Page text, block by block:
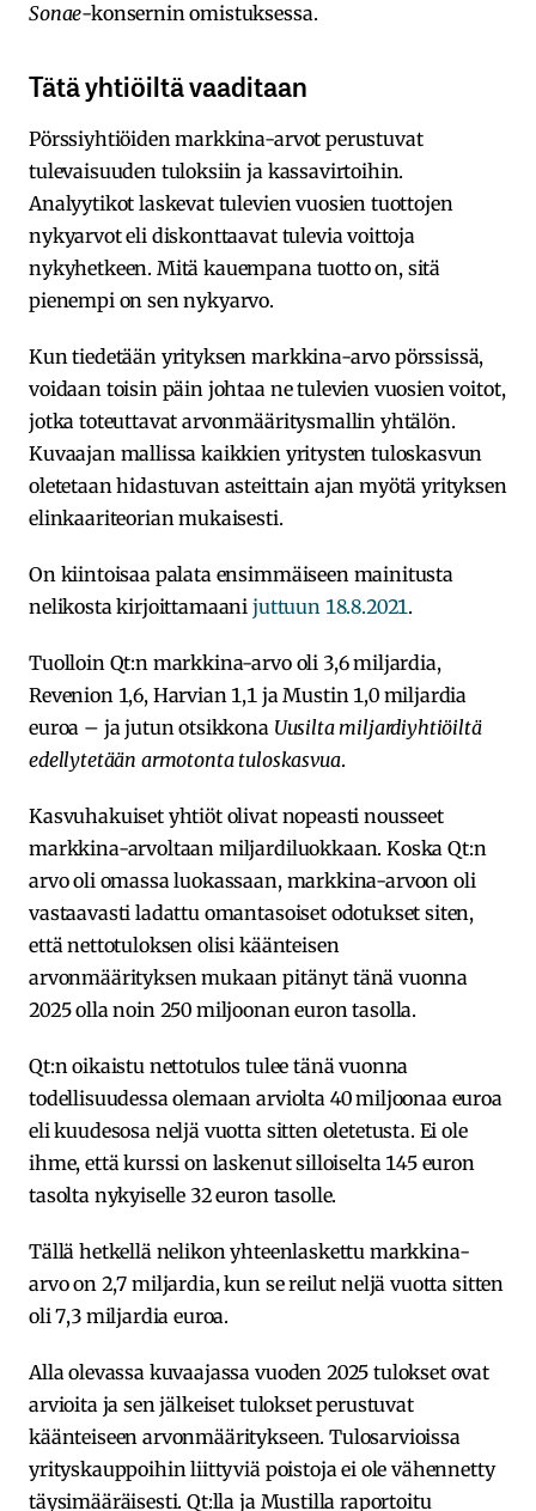
Sonae-konsernin omistuksessa.
Tätä yhtiöiltä vaaditaan
Pörssiyhtiöiden markkina-arvot perustuvat
tulevaisuuden tuloksiin ja kassavirtoihin.
Analyytikot laskevat tulevien vuosien tuottojen
nykyarvot eli diskonttaavat tulevia voittoja
nykyhetkeen. Mitä kauempana tuotto on, sitä
pienempi on sen nykyarvo.
Kun tiedetään yrityksen markkina-arvo pörssissä,
voidaan toisin päin johtaa ne tulevien vuosien voitot,
jotka toteuttavat arvonmääritysmallin yhtälön.
Kuvaajan mallissa kaikkien yritysten tuloskasvun
oletetaan hidastuvan asteittain ajan myötä yrityksen
elinkaariteorian mukaisesti.
On kiintoisaa palata ensimmäiseen mainitusta
nelikosta kirjoittamaani juttuun 18.8.2021.
Tuolloin Qt:n markkina-arvo oli 3,6 miljardia,
Revenion 1,6, Harvian 1,1 ja Mustin 1,0 miljardia
euroa – ja jutun otsikkona Uusilta miljardiyhtiöiltä
edellytetään armotonta tuloskasvua.
Kasvuhakuiset yhtiöt olivat nopeasti nousseet
markkina-arvoltaan miljardiluokkaan. Koska Qt:n
arvo oli omassa luokassaan, markkina-arvoon oli
vastaavasti ladattu omantasoiset odotukset siten,
että nettotuloksen olisi käänteisen
arvonmäärityksen mukaan pitänyt tänä vuonna
2025 olla noin 250 miljoonan euron tasolla.
Qt:n oikaistu nettotulos tulee tänä vuonna
todellisuudessa olemaan arviolta 40 miljoonaa euroa
eli kuudesosa neljä vuotta sitten oletetusta. Ei ole
ihme, että kurssi on laskenut silloiselta 145 euron
tasolta nykyiselle 32 euron tasolle.
Tällä hetkellä nelikon yhteenlaskettu markkina-
arvo on 2,7 miljardia, kun se reilut neljä vuotta sitten
oli 7,3 miljardia euroa.
Alla olevassa kuvaajassa vuoden 2025 tulokset ovat
arvioita ja sen jälkeiset tulokset perustuvat
käänteiseen arvonmääritykseen. Tulosarvioissa
yrityskauppoihin liittyviä poistoja ei ole vähennetty
täysimääräisesti. Qt:lla ja Mustilla raportoitu